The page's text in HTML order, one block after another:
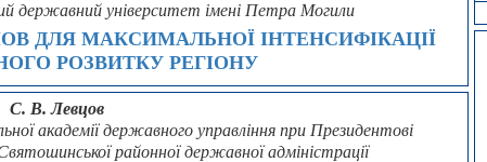
державний університет імені Петра Могили
ДЛЯ МАКСИМАЛЬНОЇ ІНТЕНСИФІКАЦІЇ
РОЗВИТКУ РЕГІОНУ
С. В. Левцов
академії державного управління при Президентові
районної державної адміністрації